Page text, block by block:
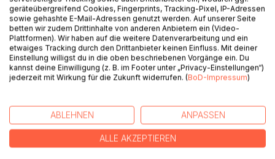
Ihre Rekrutierungsaufgabe unendlich erleichtern wird.
Das Super-Sponsor-System, mit dem Sie viele neue
Partner für Ihr Geschäft gewinnen!
Es ist unsere ultimative Lösung und Anleitung für Sie, wie
Sie zukünftig in jedem Sponsorgespräch die Oberhand
erregen, bei Ihnen einzusteigen.
- Ihr Gegenüber dazu bringen, sich bei Ihnen im Gespräch
zu bewerben, schnell und einfach Vertrauen erzeugen.
geräteübergreifend Cookies, Fingerprints, Tracking-Pixel, IP-Adressen
sowie gehashte E-Mail-Adressen genutzt werden. Auf unserer Seite
betten wir zudem Drittinhalte von anderen Anbietern ein (Video-
Plattformen). Wir haben auf die weitere Datenverarbeitung und ein
etwaiges Tracking durch den Drittanbieter keinen Einfluss. Mit deiner
Einstellung willigst du in die oben beschriebenen Vorgänge ein. Du
kannst deine Einwilligung (z. B. im Footer unter „Privacy-Einstellungen“)
jederzeit mit Wirkung für die Zukunft widerrufen. (BoD-Impressum)
ABLEHNEN ANPASSEN
ALLE AKZEPTIEREN